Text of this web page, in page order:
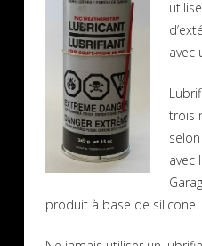
avec
trois
avec
produit à base de silicone.